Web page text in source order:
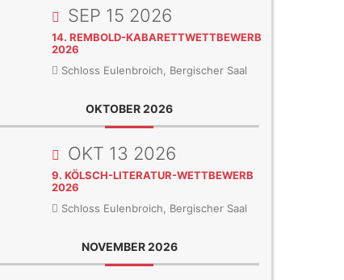
SEP 15 2026
14. REMBOLD-KABARETTWETTBEWERB
2026
Schloss Eulenbroich, Bergischer Saal
OKTOBER 2026
OKT 13 2026
9. KÖLSCH-LITERATUR-WETTBEWERB
2026
Schloss Eulenbroich, Bergischer Saal
NOVEMBER 2026